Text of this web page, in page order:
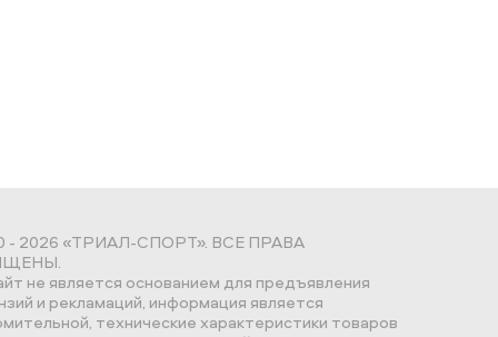
- 2026 «ТРИАЛ-СПОРТ». ВСЕ ПРАВА
не является основанием для предъявления
и рекламаций, информация является
технические характеристики товаров